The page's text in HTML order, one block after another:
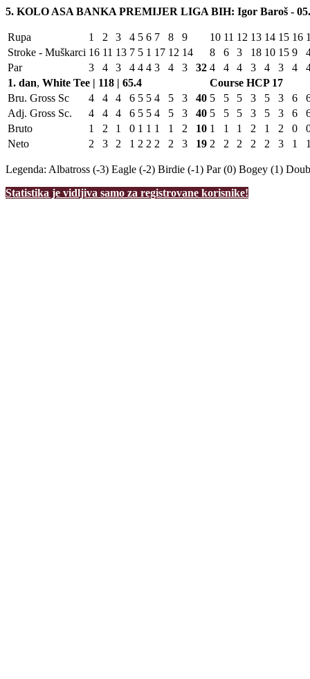
5. KOLO ASA BANKA PREMIJER LIGA BIH: Igor Baroš -
Rupa 1 2 3 4 5 6 7 8 9 10 11 12 13 14 15 16
Stroke - Muškarci 16 11 13 7 5 1 17 12 14 8 6 3 18 10 15 9
Par
3 4 3 4 4 4 3 4 3 32 4 4 4 3 4 3 4
1. dan, White Tee | 118 | 65.4 Course HCP 17
Bru. Gross Sc
4 4 4 6 5 5 4 5 3 40 5 5 5 3 5 3 6
Adj. Gross Sc.
4 4 4 6 5 5 4 5 3 40 5 5 5 3 5 3 6
Bruto
1 2 1 0 1 1 1 1 2 10 1 1 1 2 1 2 0
Neto
2 3 2 1 2 2 2 2 3 19 2 2 2 2 2 3 1
Legenda: Albatross (-3) Eagle (-2) Birdie (-1) Par (0) Bogey (1)
Statistika je vidljiva samo za registrovane korisnike!